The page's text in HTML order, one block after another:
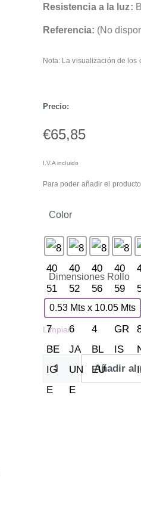
Resistencia a la luz:
Referencia: (No
Nota: La visualización de
Precio:
€65,85
I.V.A incluido
Para poder añadir el
Color
Dimensiones Rollo
0.53 Mts x 10.05 Mts
Limpiar
Añadir al